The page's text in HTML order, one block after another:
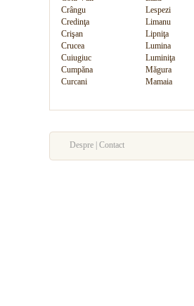
Crângu
Lespezi
Credinţa
Limanu
Crişan
Lipniţa
Crucea
Lumina
Cuiugiuc
Luminiţa
Cumpăna
Măgura
Curcani
Mamaia
Despre | Contact